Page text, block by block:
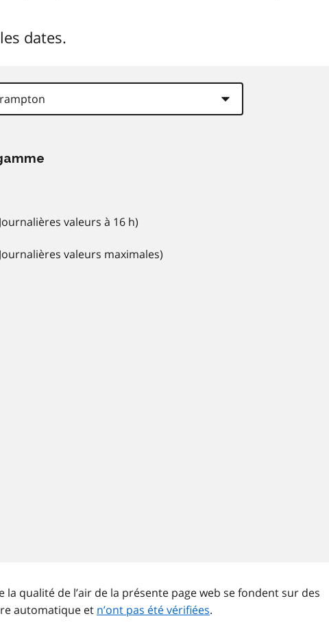
dates.
valeurs à 16 h)
valeurs maximales)
la qualité de l’air de la présente page web se fondent sur des
automatique et n’ont pas été vérifiées.